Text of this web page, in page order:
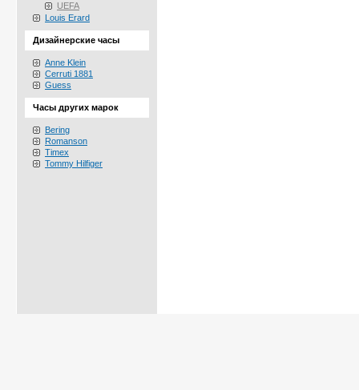
UEFA
Louis Erard
Дизайнерские часы
Anne Klein
Cerruti 1881
Guess
Часы других марок
Bering
Romanson
Timex
Tommy Hilfiger